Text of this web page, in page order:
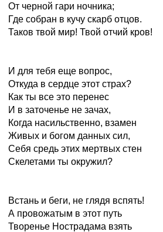
От черной гари ночника;
Где собран в кучу скарб отцов.
Таков твой мир! Твой отчий кров!
И для тебя еще вопрос,
Откуда в сердце этот страх?
Как ты все это перенес
И в заточенье не зачах,
Когда насильственно, взамен
Живых и богом данных сил,
Себя средь этих мертвых стен
Скелетами ты окружил?
Встань и беги, не глядя вспять!
А провожатым в этот путь
Творенье Нострадама взять